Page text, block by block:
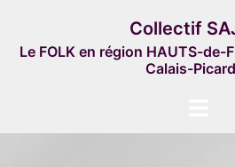
contenu
Collectif
Le FOLK en région HAUTS-de-
Calais-